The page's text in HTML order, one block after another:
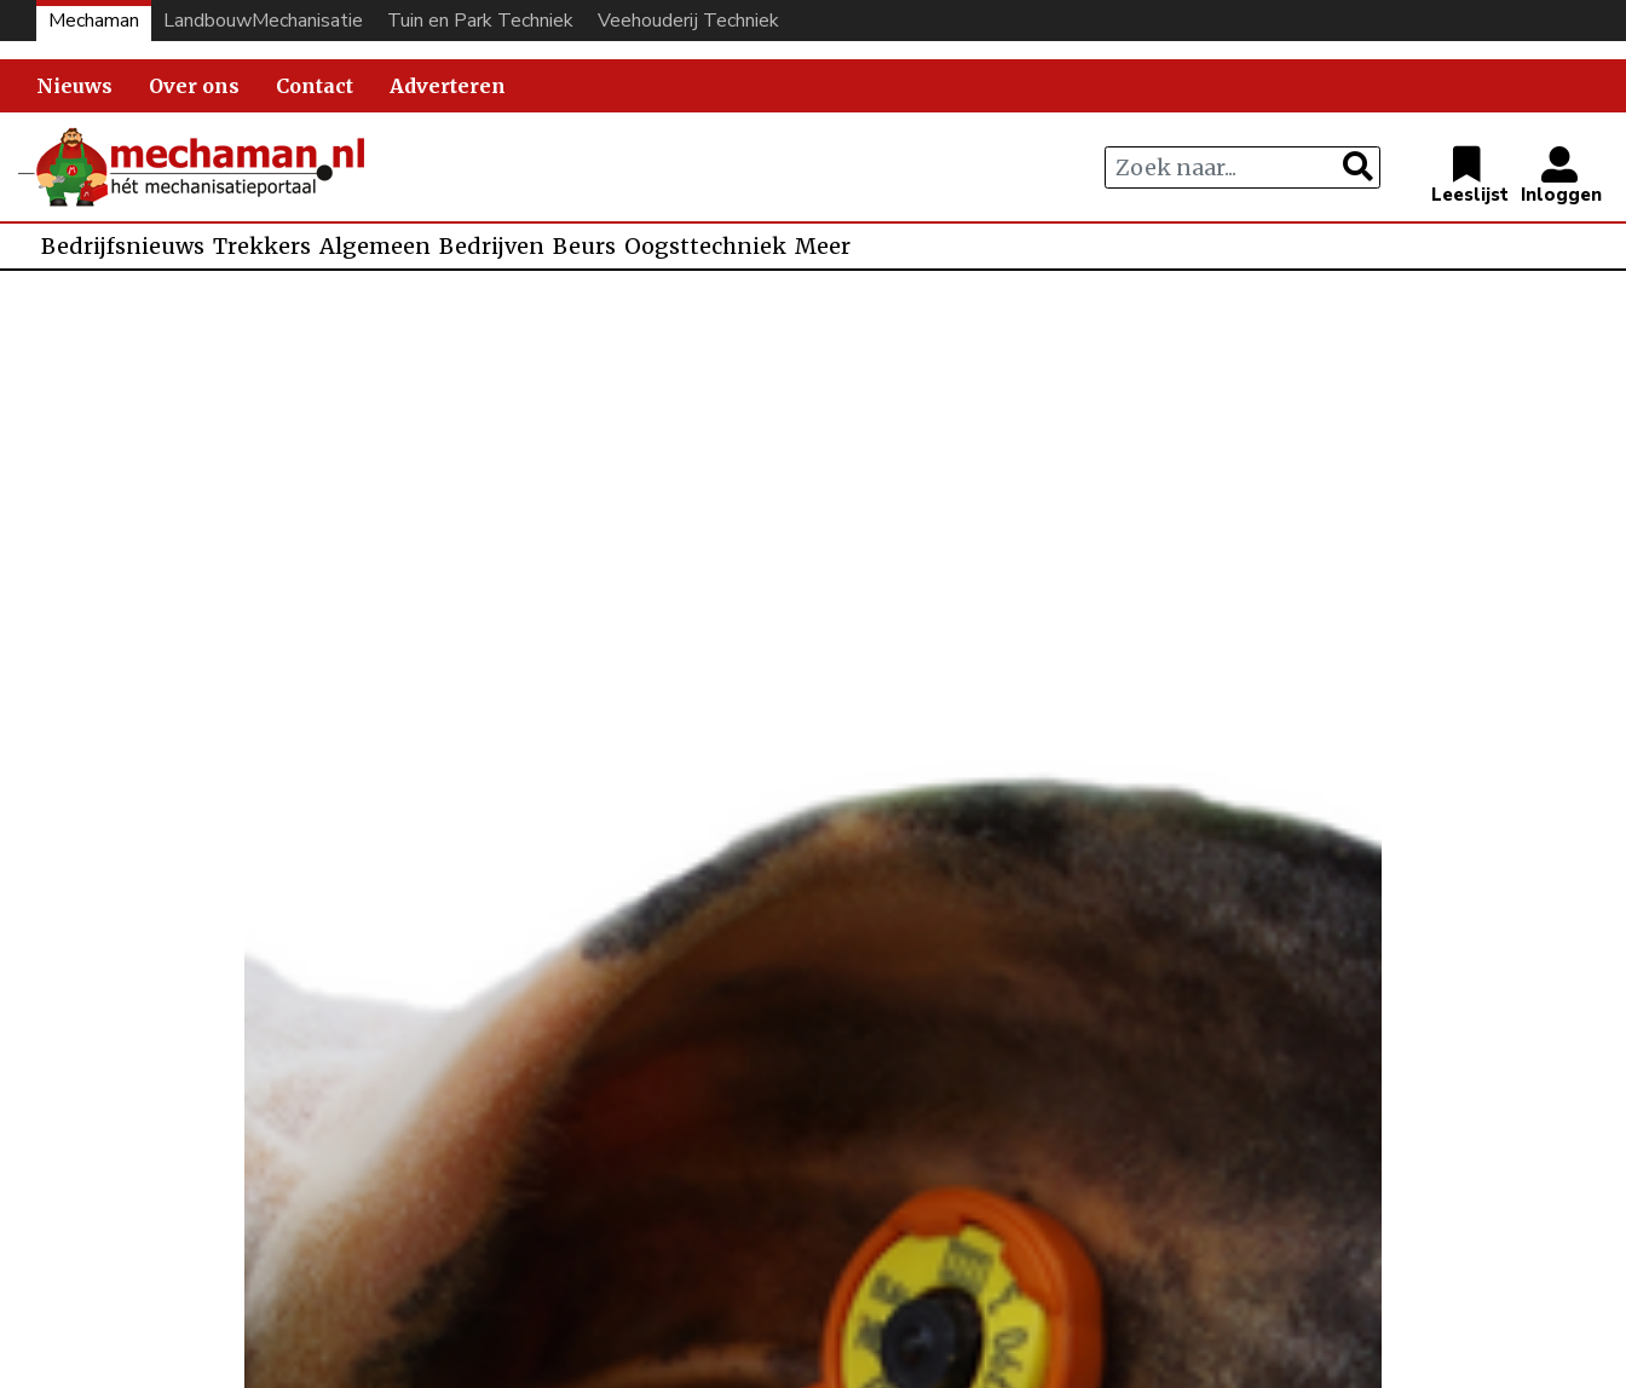
Mechaman LandbouwMechanisatie Tuin en Park Techniek Veehouderij Techniek
Nieuws Over ons Contact Adverteren
Bedrijfsnieuws Trekkers Algemeen Bedrijven Beurs Oogsttechniek Meer